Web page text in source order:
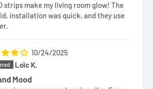
strips make my living room glow! The
installation was quick, and they use
10/24/2025
Loïc K.
Mood